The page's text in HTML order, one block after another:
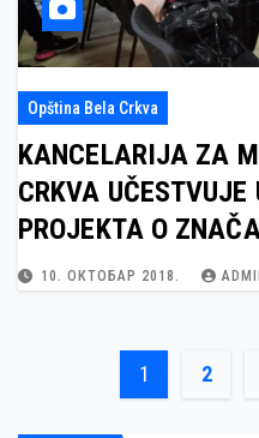
Opština Bela Crkva
KANCELARIJA ZA
CRKVA
PROJEKTA O
10. ОКТОБАР 2018.
чланака
1 2